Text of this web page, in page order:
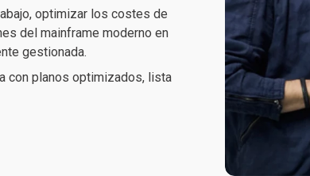
optimizar los costes de
del mainframe moderno en
gestionada.
con planos optimizados, lista